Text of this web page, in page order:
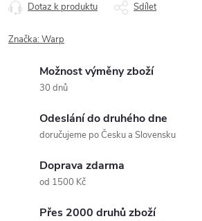
Dotaz k produktu Sdílet
Značka:Warp
Možnost výměny zboží
30 dnů
Odeslání do druhého dne
doručujeme po Česku a Slovensku
Doprava zdarma
od 1500 Kč
Přes 2000 druhů zboží